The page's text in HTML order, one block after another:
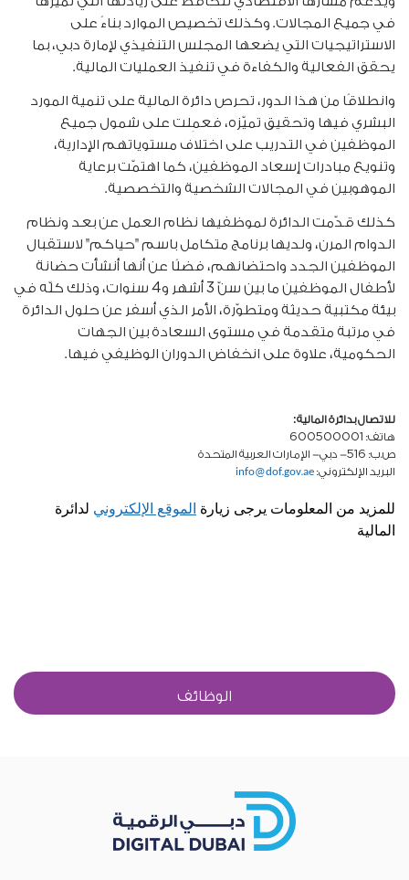
في جميع المجالات. وكذلك تخصيص الموارد بناءً على
الاستراتيجيات التي يضعها المجلس التنفيذي لإمارة دبي، بما
يحقق الفعالية والكفاءة في تنفيذ العمليات المالية.
وانطلاقًا من هذا الدور، تحرص دائرة المالية على تنمية المورد
البشري فيها وتحقيق تميّزه، فعمِلت على شمول جميع
الموظفين في التدريب على اختلاف مستوياتهم الإدارية،
وتنويع مبادرات إسعاد الموظفين، كما اهتمّت برعاية
الموهوبين في المجالات الشخصية والتخصصية.
كذلك قدّمت الدائرة لموظفيها نظام العمل عن بعد ونظام
الدوام المرن، ولديها برنامج متكامل باسم "حياكم" لاستقبال
الموظفين الجدد واحتضانهم، فضلًا عن أنها أنشأت حضانة
لأطفال الموظفين ما بين سنّ 3 أشهر و4 سنوات، وذلك كلّه في
بيئة مكتبية حديثة ومتطوّرة، الأمر الذي أسفر عن حلول الدائرة
في مرتبة متقدمة في مستوى السعادة بين الجهات
الحكومية، علاوة على انخفاض الدوران الوظيفي فيها.
للاتصال بدائرة المالية:
هاتف: 600500001
ص.ب: 516- دبي- الإمارات العربية المتحدة
البريد الإلكتروني: info@dof.gov.ae
للمزيد من المعلومات يرجى زيارة الموقع الإلكتروني لدائرة
المالية
الوظائف